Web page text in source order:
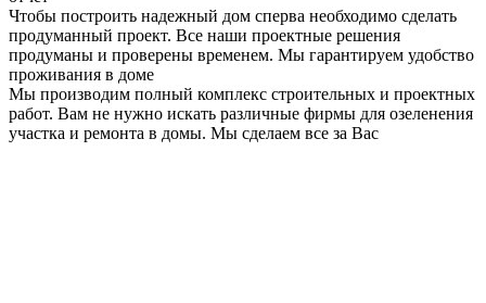
Чтобы построить надежный дом сперва необходимо сделать
продуманный проект. Все наши проектные решения
продуманы и проверены временем. Мы гарантируем удобство
проживания в доме
Мы производим полный комплекс строительных и проектных
работ. Вам не нужно искать различные фирмы для озеленения
участка и ремонта в домы. Мы сделаем все за Вас